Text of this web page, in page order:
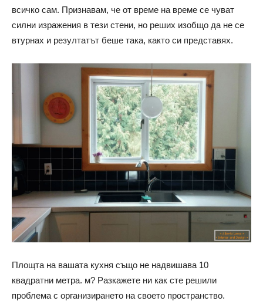
всичко сам. Признавам, че от време на време се чуват
силни изражения в тези стени, но реших изобщо да не се
втурнах и резултатът беше така, както си представях.
Площта на вашата кухня също не надвишава 10
квадратни метра. м? Разкажете ни как сте решили
проблема с организирането на своето пространство.